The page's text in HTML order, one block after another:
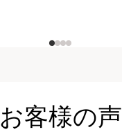
お客様の声